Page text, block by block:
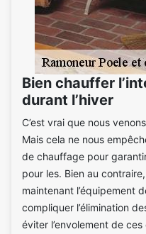
Bien chauffer
durant l’hiver
C’est vrai que nous
Mais cela ne nous
de chauffage pour
pour les. Bien au
maintenant l’équipement
compliquer l’élimination
éviter l’envolement de